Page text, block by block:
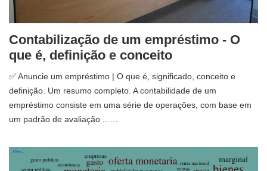
Contabilização de um empréstimo - O
que é, definição e conceito
✅ Anuncie um empréstimo | O que é, significado, conceito e
definição. Um resumo completo. A contabilidade de um
empréstimo consiste em uma série de operações, com base em
um padrão de avaliação ...…